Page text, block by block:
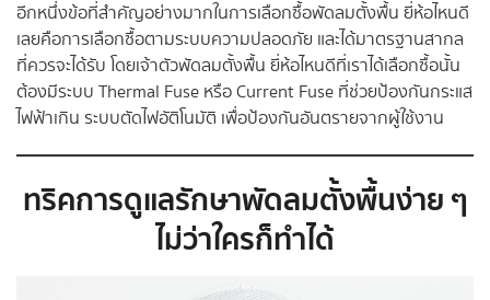
อีกหนึ่งข้อที่สำคัญอย่างมากในการเลือกซื้อพัดลมตั้งพื้น ยี่ห้อไหนดี
เลยคือการเลือกซื้อตามระบบความปลอดภัย และได้มาตรฐานสากล
ที่ควรจะได้รับ โดยเจ้าตัวพัดลมตั้งพื้น ยี่ห้อไหนดีที่เราได้เลือกซื้อนั้น
ต้องมีระบบ Thermal Fuse หรือ Current Fuse ที่ช่วยป้องกันกระแส
ไฟฟ้าเกิน ระบบตัดไฟอัติโนมัติ เพื่อป้องกันอันตรายจากผู้ใช้งาน
ทริคการดูแลรักษาพัดลมตั้งพื้นง่าย ๆ
ไม่ว่าใครก็ทำได้